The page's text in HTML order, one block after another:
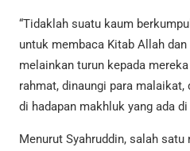
“Tidaklah suatu kaum
untuk membaca Kitab Allah
melainkan turun kepada
rahmat, dinaungi para
di hadapan makhluk yang ada
Menurut Syahruddin, salah